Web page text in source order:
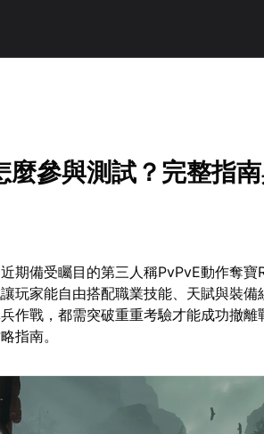
麼參與測試？完整指南
期備受矚目的第三人稱PvPvE動作奪
玩家能自由搭配職業技能、天賦與裝
作戰，都需突破重重考驗才能成功撤離
指南。